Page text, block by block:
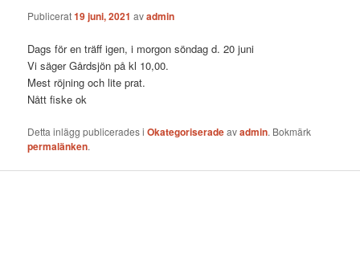
Publicerat19 juni, 2021 avadmin
Dags för en träff igen, i morgon söndag d. 20 juni
Vi säger Gårdsjön på kl 10,00.
Mest röjning och lite prat.
Nått fiske ok
Detta inlägg publicerades iOkategoriseradeavadmin. Bokmärk
permalänken.